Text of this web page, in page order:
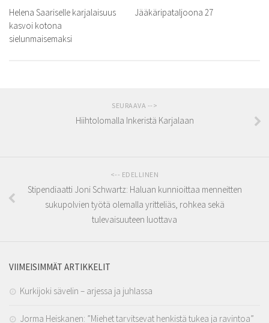
Helena Saariselle karjalaisuus
kasvoi kotona
sielunmaisemaksi
Jääkäripataljoona 27
SEURAAVA -->
Hiihtolomalla Inkeristä Karjalaan
<-- EDELLINEN
Stipendiaatti Joni Schwartz: Haluan kunnioittaa menneitten
sukupolvien työtä olemalla yritteliäs, rohkea sekä
tulevaisuuteen luottava
VIIMEISIMMÄT ARTIKKELIT
Kurkijoki sävelin – arjessa ja juhlassa
Jorma Heiskanen: ”Miehet tarvitsevat henkistä tukea ja ravintoa”